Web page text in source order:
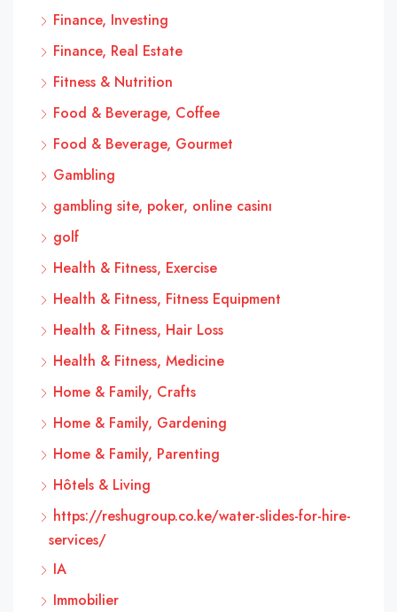
Finance, Investing
Finance, Real Estate
Fitness & Nutrition
Food & Beverage, Coffee
Food & Beverage, Gourmet
Gambling
gambling site, poker, online casinı
golf
Health & Fitness, Exercise
Health & Fitness, Fitness Equipment
Health & Fitness, Hair Loss
Health & Fitness, Medicine
Home & Family, Crafts
Home & Family, Gardening
Home & Family, Parenting
Hôtels & Living
https://reshugroup.co.ke/water-slides-for-hire-
services/
IA
Immobilier